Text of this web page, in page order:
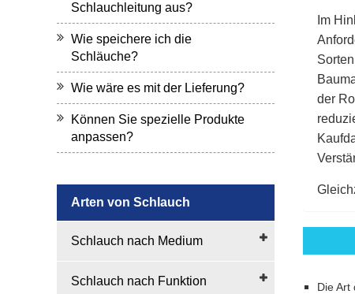
Schlauchleitung aus?
Wie speichere ich die
Schläuche?
Wie wäre es mit der Lieferung?
Können Sie spezielle Produkte
anpassen?
Arten von Schlauch
Schlauch nach Medium
Schlauch nach Funktion
Im
der
Die Art